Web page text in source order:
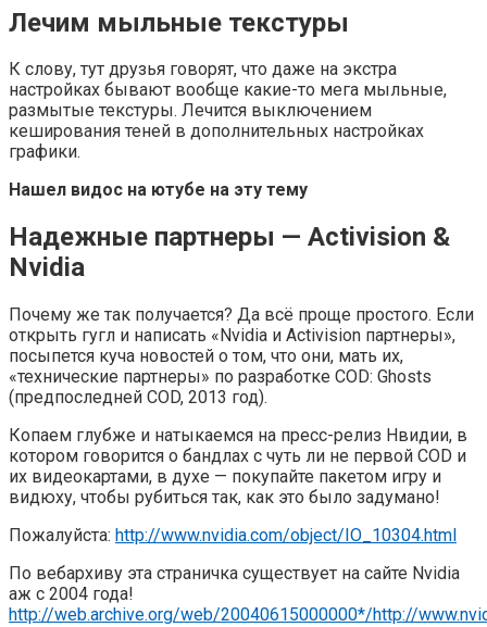
Лечим мыльные текстуры
К слову, тут друзья говорят, что даже на экстра
настройках бывают вообще какие-то мега мыльные,
размытые текстуры. Лечится выключением
кеширования теней в дополнительных настройках
графики.
Нашел видос на ютубе на эту тему
Надежные партнеры — Activision &
Nvidia
Почему же так получается? Да всё проще простого. Если
открыть гугл и написать «Nvidia и Activision партнеры»,
посыпется куча новостей о том, что они, мать их,
«технические партнеры» по разработке COD: Ghosts
(предпоследней COD, 2013 год).
Копаем глубже и натыкаемся на пресс-релиз Нвидии, в
котором говорится о бандлах с чуть ли не первой COD и
их видеокартами, в духе — покупайте пакетом игру и
видюху, чтобы рубиться так, как это было задумано!
Пожалуйста: http://www.nvidia.com/object/IO_10304.html
По вебархиву эта страничка существует на сайте Nvidia
аж с 2004 года!
http://web.archive.org/web/20040615000000*/http://